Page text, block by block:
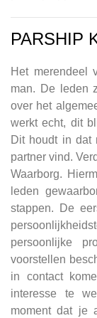
PARSHIP
Het merendeel
man. De leden
over het
werkt echt, dit
Dit houdt in dat
partner vind.
Waarborg.
leden
stappen. De
persoonlijke
voorstellen
in contact
interesse te
moment dat je